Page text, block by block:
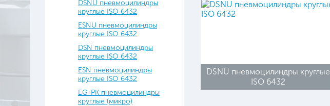
DSNU пневмоцилиндры
круглые ISO 6432
ESNU пневмоцилиндры
круглые ISO 6432
DSN пневмоцилиндры
круглые ISO 6432
ESN пневмоцилиндры
круглые ISO 6432
EG-PK пневмоцилиндры
круглые (микро)
DSNU пневмоцилиндры круглые
ISO 6432